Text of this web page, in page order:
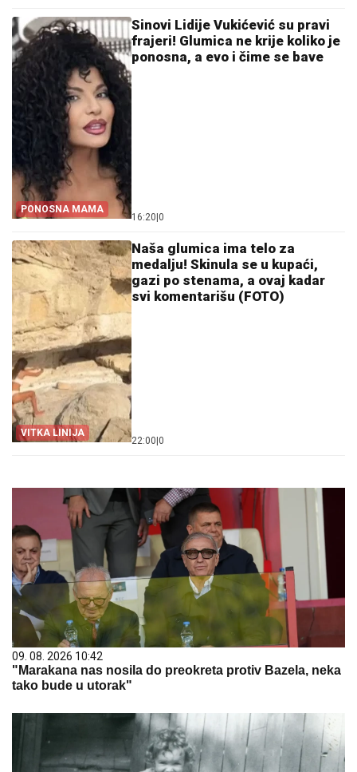
PONOSNA MAMA
Sinovi Lidije Vukićević su pravi
frajeri! Glumica ne krije koliko je
ponosna, a evo i čime se bave
16:20|0
VITKA LINIJA
Naša glumica ima telo za
medalju! Skinula se u kupaći,
gazi po stenama, a ovaj kadar
svi komentarišu (FOTO)
22:00|0
09. 08. 2026 10:42
"Marakana nas nosila do preokreta protiv Bazela, neka
tako bude u utorak"